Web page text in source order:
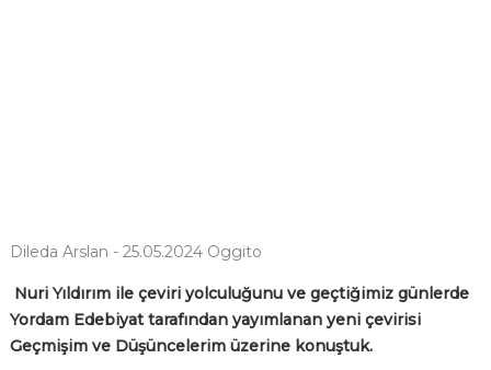
Dileda Arslan - 25.05.2024 Oggito
Nuri Yıldırım ile çeviri yolculuğunu ve geçtiğimiz günlerde
Yordam Edebiyat tarafından yayımlanan yeni çevirisi
Geçmişim ve Düşüncelerim üzerine konuştuk.